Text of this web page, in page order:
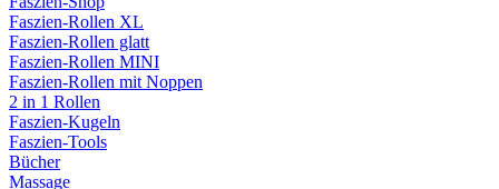
Faszien-Rollen XL
Faszien-Rollen glatt
Faszien-Rollen MINI
Faszien-Rollen mit Noppen
2 in 1 Rollen
Faszien-Kugeln
Faszien-Tools
Bücher
Massage